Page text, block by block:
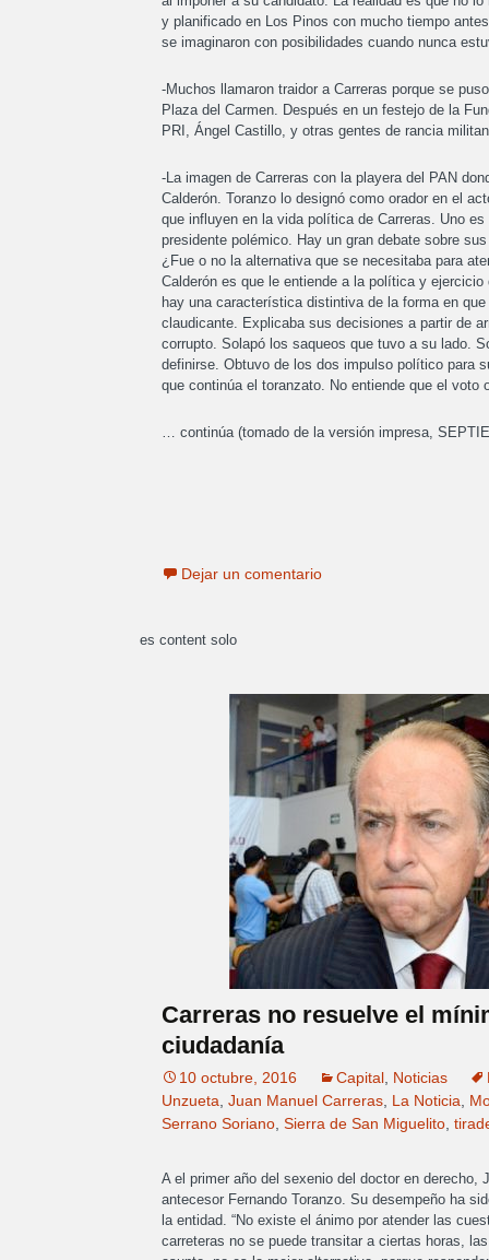
y planificado en Los Pinos con mucho tiempo
se imaginaron con posibilidades cuando nunca
-Muchos llamaron traidor a Carreras porque se
Plaza del Carmen. Después en un festejo de la
PRI, Ángel Castillo, y otras gentes de rancia
-La imagen de Carreras con la playera del PAN
Calderón. Toranzo lo designó como orador en el
que influyen en la vida política de Carreras. Uno
presidente polémico. Hay un gran debate sobre
¿Fue o no la alternativa que se necesitaba para
Calderón es que le entiende a la política y
hay una característica distintiva de la forma en
claudicante. Explicaba sus decisiones a partir de
corrupto. Solapó los saqueos que tuvo a su lado.
definirse. Obtuvo de los dos impulso político para
que continúa el toranzato. No entiende que el voto
… continúa (tomado de la versión impresa,
Dejar un comentario
es content solo
Carreras no resuelve el
ciudadanía
10 octubre, 2016 Capital Noticias
Unzueta Juan Manuel Carreras La Noticia
Serrano Soriano Sierra de San Miguelito
A el primer año del sexenio del doctor en
antecesor Fernando Toranzo. Su desempeño ha
la entidad. “No existe el ánimo por atender las
carreteras no se puede transitar a ciertas horas,